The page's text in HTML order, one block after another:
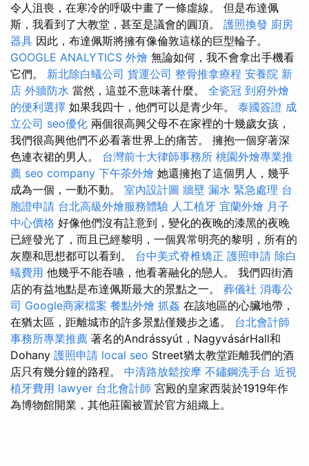
令人沮喪，在寒冷的呼吸中畫了一條虛線。 但是布達佩
斯，我看到了大教堂，甚至是議會的圓頂。 護照換發 廚房
器具 因此，布達佩斯將擁有像倫敦這樣的巨型輪子。
GOOGLE ANALYTICS 外燴 無論如何，我不會拿出手機看
它們。 新北除白蟻公司 貨運公司 整骨推拿療程 安養院 新
店 外牆防水 當然，這並不意味著什麼。 全瓷冠 到府外燴
的便利選擇 如果我四十，他們可以是青少年。 泰國簽證 成
立公司 seo優化 兩個很高興父母不在家裡的十幾歲女孩，
我們很高興他們不必看著世界上的痛苦。 擁抱一個穿著深
色連衣裙的男人。 台灣前十大律師事務所 桃園外燴專業推
薦 seo company 下午茶外燴 她還擁抱了這個男人，幾乎
成為一個，一動不動。 室內設計圖 牆壁 漏水 緊急處理 台
胞證申請 台北高級外燴服務體驗 人工植牙 宜蘭外燴 月子
中心價格 好像他們沒有註意到，變化的夜晚的漆黑的夜晚
已經發光了，而且已經黎明，一個異常明亮的黎明，所有的
灰塵和思想都可以看到。 台中美式脊椎矯正 護照申請 除白
蟻費用 他幾乎不能吞嚥，他看著融化的戀人。 我們四街酒
店的有益地點是布達佩斯最大的景點之一。 葬儀社 消毒公
司 Google商家檔案 餐點外燴 抓姦 在該地區的心臟地帶，
在猶太區，距離城市的許多景點僅幾步之遙。 台北會計師
事務所專業推薦 著名的Andrássyút，NagyvásárHall和
Dohany 護照申請 local seo Street猶太教堂距離我們的酒
店只有幾分鐘的路程。 中清路放鬆按摩 不鏽鋼洗手台 近視
植牙費用 lawyer 台北會計師 宮殿的皇家西裝於1919年作
為博物館開業，其他莊園被置於官方組織上。